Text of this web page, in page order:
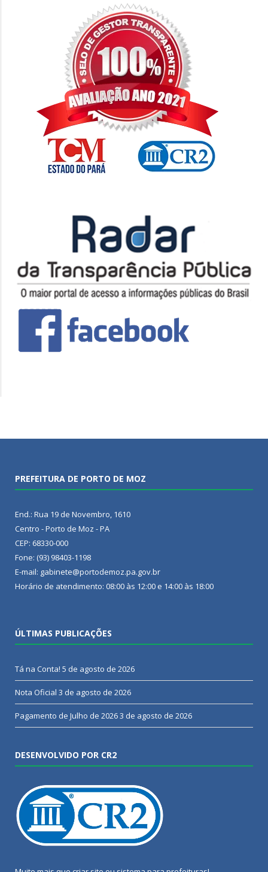
PREFEITURA DE PORTO DE MOZ
End.: Rua 19 de Novembro, 1610
Centro - Porto de Moz - PA
CEP: 68330-000
Fone: (93) 98403-1198
E-mail: gabinete@portodemoz.pa.gov.br
Horário de atendimento: 08:00 às 12:00 e 14:00 às 18:00
ÚLTIMAS PUBLICAÇÕES
Tá na Conta! 5 de agosto de 2026
Nota Oficial 3 de agosto de 2026
Pagamento de Julho de 20263 de agosto de 2026
DESENVOLVIDO POR CR2